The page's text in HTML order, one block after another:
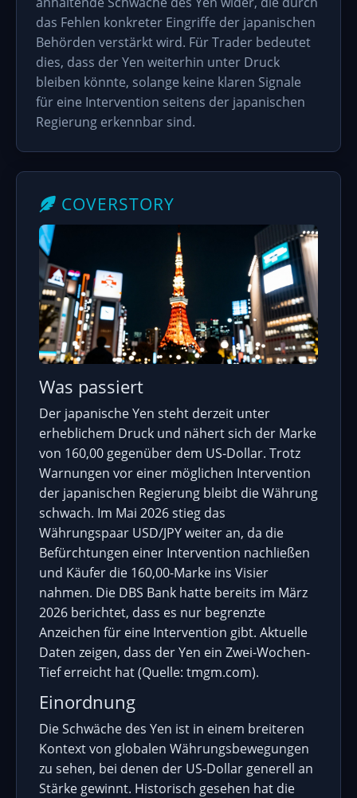
das Fehlen konkreter Eingriffe der japanischen
Behörden verstärkt wird. Für Trader bedeutet
dies, dass der Yen weiterhin unter Druck
bleiben könnte, solange keine klaren Signale
für eine Intervention seitens der japanischen
Regierung erkennbar sind.
COVERSTORY
Was passiert
Der japanische Yen steht derzeit unter
erheblichem Druck und nähert sich der Marke
von 160,00 gegenüber dem US-Dollar. Trotz
Warnungen vor einer möglichen Intervention
der japanischen Regierung bleibt die Währung
schwach. Im Mai 2026 stieg das
Währungspaar USD/JPY weiter an, da die
Befürchtungen einer Intervention nachließen
und Käufer die 160,00-Marke ins Visier
nahmen. Die DBS Bank hatte bereits im März
2026 berichtet, dass es nur begrenzte
Anzeichen für eine Intervention gibt. Aktuelle
Daten zeigen, dass der Yen ein Zwei-Wochen-
Tief erreicht hat (Quelle: tmgm.com).
Einordnung
Die Schwäche des Yen ist in einem breiteren
Kontext von globalen Währungsbewegungen
zu sehen, bei denen der US-Dollar generell an
Stärke gewinnt. Historisch gesehen hat die